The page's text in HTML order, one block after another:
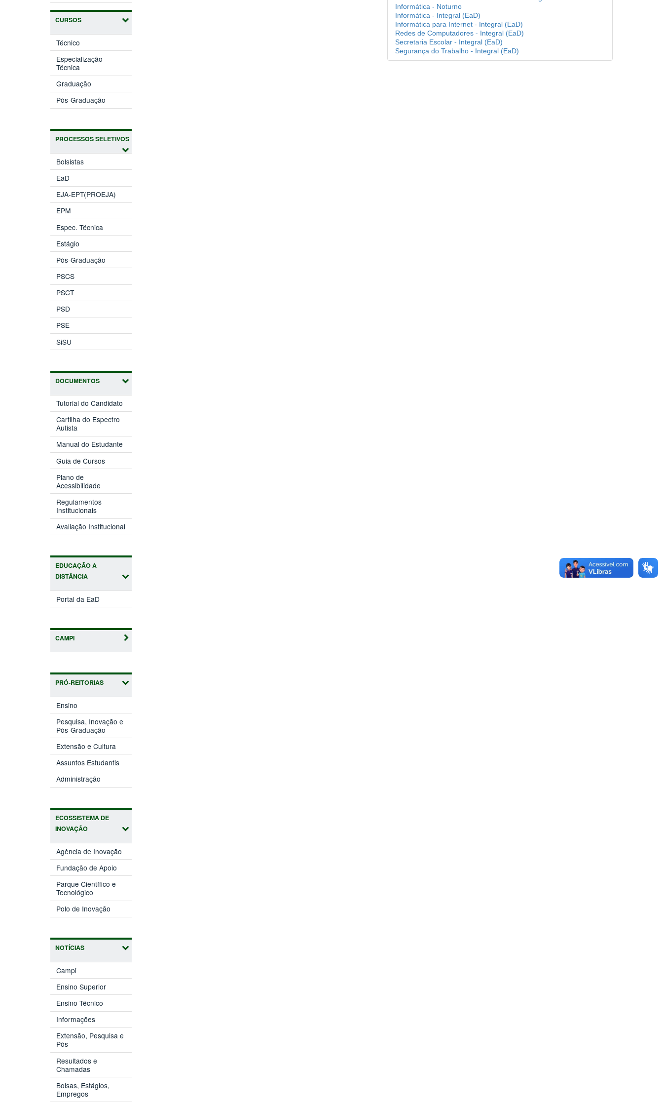
CURSOS
Técnico
Especialização
Técnica
Graduação
Pós-Graduação
PROCESSOS SELETIVOS
Bolsistas
EaD
EJA-EPT(PROEJA)
EPM
Espec. Técnica
Estágio
Pós-Graduação
PSCS
PSCT
PSD
PSE
SiSU
DOCUMENTOS
Tutorial do Candidato
Cartilha do Espectro
Autista
Manual do Estudante
Guia de Cursos
Plano de
Acessibilidade
Regulamentos
Institucionais
Avaliação Institucional
EDUCAÇÃO A
DISTÂNCIA
Portal da EaD
CAMPI
PRÓ-REITORIAS
Ensino
em
nova
janela)
Pesquisa, Inovação e
Pós-Graduação (abre
em
nova
janela)
Extensão e Cultura
em
nova
janela)
Assuntos Estudantis(abre
em
janela)
Administração
em
ECOSSISTEMA DE
INOVAÇÃO
Agência de Inovação
em
janela)
Fundação de Apoio
em
Parque Científico e
Tecnológico
em
nova
janela)
Polo de Inovação
em
NOTÍCIAS
Campi
Ensino Superior
Ensino Técnico
Informações
Extensão, Pesquisa e
Pós
Resultados e
Chamadas
Bolsas, Estágios,
Empregos
Informática - Noturno
Informática - Integral (EaD)
Informática para Internet - Integral (EaD)
Redes de Computadores - Integral (EaD)
Secretaria Escolar - Integral (EaD)
Segurança do Trabalho - Integral (EaD)